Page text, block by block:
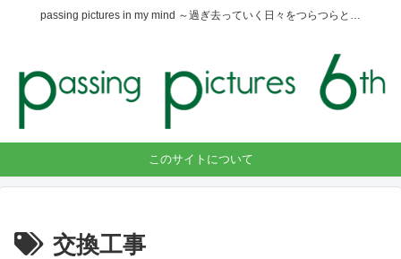
passing pictures in my mind ～過ぎ去っていく日々をつらつらと…
このサイトについて
交換工事